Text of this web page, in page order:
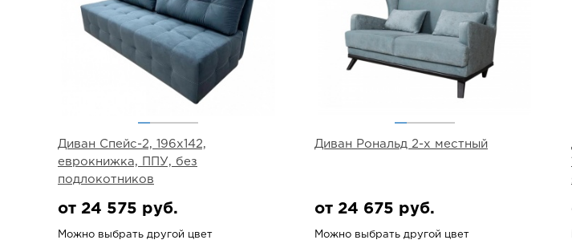
Диван Спейс-2, 196х142,
еврокнижка, ППУ, без
подлокотников
от 24 575 руб.
Можно выбрать другой цвет
Диван Рональд 2-х местный
от 24 675 руб.
Можно выбрать другой цвет